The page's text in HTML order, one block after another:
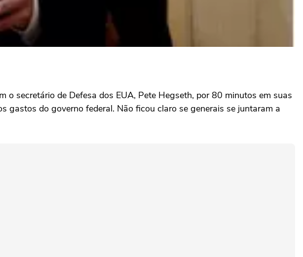
secretário de Defesa dos EUA, Pete Hegseth, por 80 minutos em suas
gastos do governo federal. Não ficou claro se generais se juntaram a